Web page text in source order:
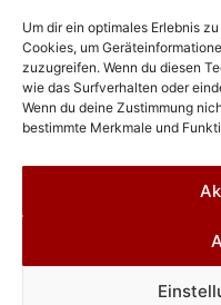
Um dir ein optimales Erlebnis
Cookies, um
zuzugreifen. Wenn du diesen
wie das Surfverhalten oder
Wenn du deine Zustimmung
bestimmte Merkmale und
© by German
Design byPromofox
© 2026 Strongman